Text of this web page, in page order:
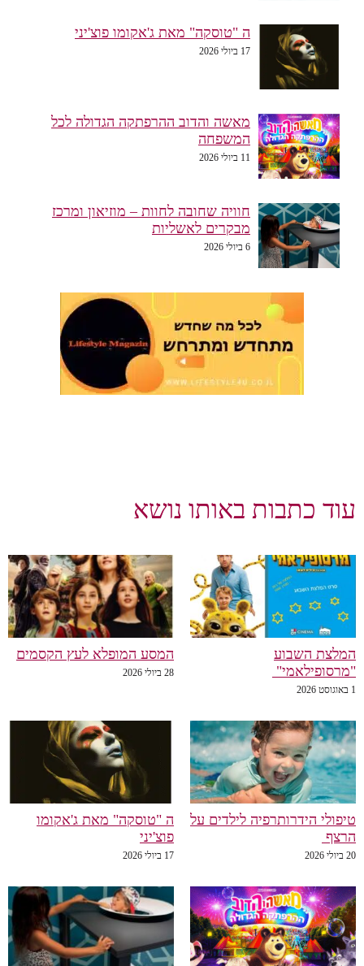
ה "טוסקה" מאת ג'אקומו פוצ'יני
17 ביולי 2026
מאשה והדוב ההרפתקה הגדולה לכל
המשפחה
11 ביולי 2026
חוויה שחובה לחוות – מוזיאון ומרכז
מבקרים לאשליות
6 ביולי 2026
עוד כתבות באותו נושא
המלצת השבוע
"מרסופילאמי"
1 באוגוסט 2026
המסע המופלא לעץ הקסמים
28 ביולי 2026
טיפולי הידרותרפיה לילדים על
הרצף
20 ביולי 2026
ה "טוסקה" מאת ג'אקומו
פוצ'יני
17 ביולי 2026